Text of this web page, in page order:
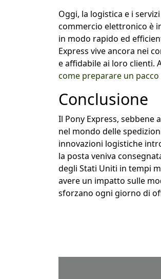
Oggi, la logistica e i
commercio elettronico è
in modo rapido ed
Express vive ancora nei
e affidabile ai loro clienti.
come preparare un
Conclusione
Il Pony Express,
nel mondo delle
innovazioni logistiche
la posta veniva
degli Stati Uniti in tempi
avere un impatto sulle
sforzano ogni giorno di